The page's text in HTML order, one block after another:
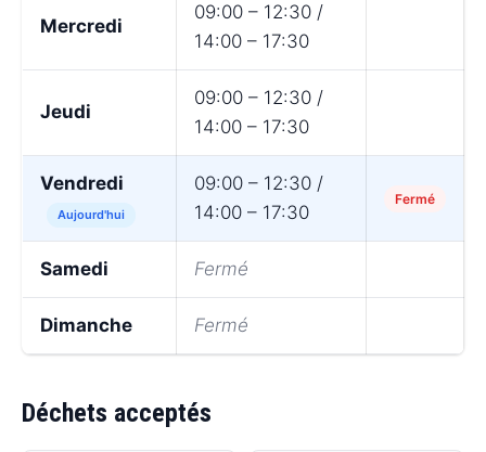
Mercredi
09:00 – 12:30 /
14:00 – 17:30
Jeudi
09:00 – 12:30 /
14:00 – 17:30
Vendredi
Aujourd'hui
09:00 – 12:30 /
14:00 – 17:30
Fermé
Samedi Fermé
Dimanche Fermé
Déchets acceptés